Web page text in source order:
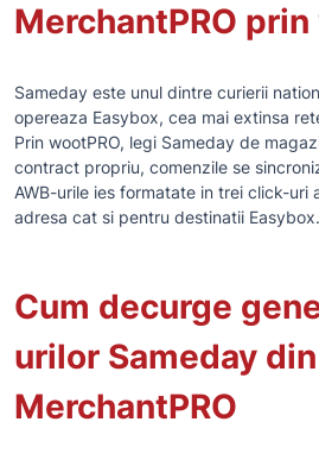
MerchantPRO prin
Sameday este unul dintre curierii
opereaza Easybox, cea mai extinsa
Prin wootPRO, legi Sameday de
contract propriu, comenzile se
AWB-urile ies formatate in trei click-uri
adresa cat si pentru destinatii Easybox.
Cum decurge
urilor Sameday din
MerchantPRO